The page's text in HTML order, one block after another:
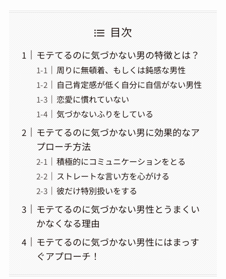
目次
モテてるのに気づかない男の特徴とは？
周りに無頓着、もしくは鈍感な男性
自己肯定感が低く自分に自信がない男性
恋愛に慣れていない
気づかないふりをしている
モテてるのに気づかない男に効果的なア
プローチ方法
積極的にコミュニケーションをとる
ストレートな言い方を心がける
彼だけ特別扱いをする
モテてるのに気づかない男性とうまくい
かなくなる理由
モテてるのに気づかない男性にはまっす
ぐアプローチ！